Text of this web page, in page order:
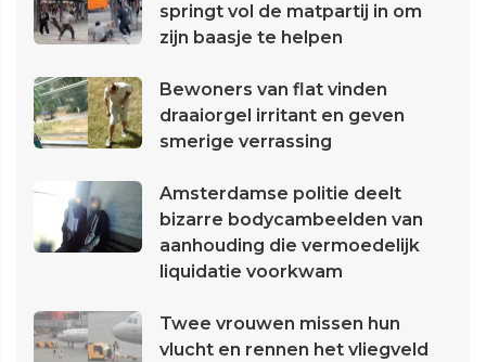
springt vol de matpartij in om
zijn baasje te helpen
Bewoners van flat vinden
draaiorgel irritant en geven
smerige verrassing
Amsterdamse politie deelt
bizarre bodycambeelden van
aanhouding die vermoedelijk
liquidatie voorkwam
Twee vrouwen missen hun
vlucht en rennen het vliegveld